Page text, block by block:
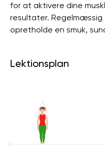
for at aktivere dine
resultater.
opretholde en smuk,
Lektionsplan